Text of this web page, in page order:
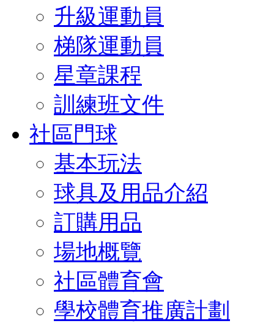
升級運動員
梯隊運動員
星章課程
訓練班文件
社區門球
基本玩法
球具及用品介紹
訂購用品
場地概覽
社區體育會
學校體育推廣計劃